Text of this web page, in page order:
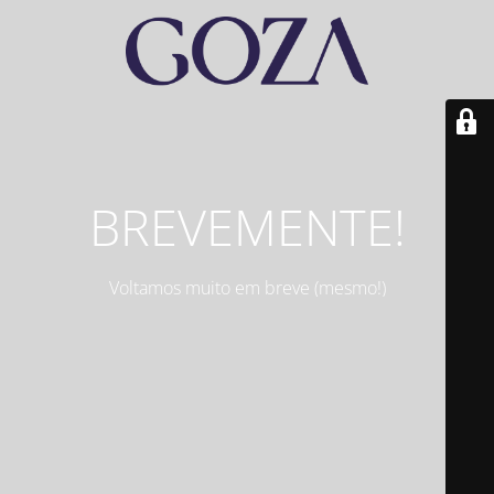
BREVEMENTE!
Voltamos muito em breve (mesmo!)